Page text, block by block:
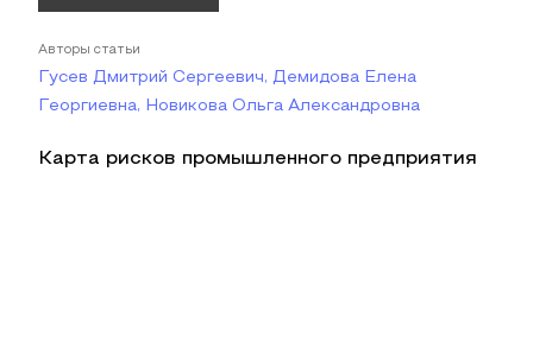
Авторы статьи
Гусев Дмитрий Сергеевич, Демидова Елена
Георгиевна, Новикова Ольга Александровна
Карта рисков промышленного предприятия